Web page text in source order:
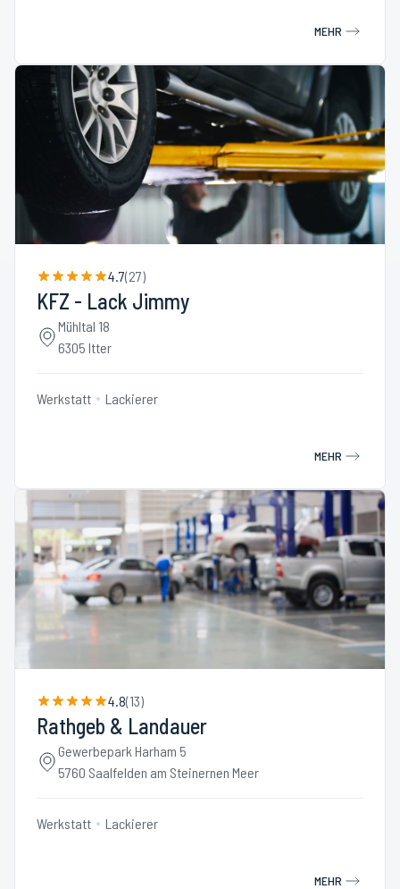
MEHR
4.7(27)
KFZ - Lack Jimmy
Mühltal 18
6305 Itter
Werkstatt Lackierer
MEHR
4.8(13)
Rathgeb & Landauer
Gewerbepark Harham 5
5760 Saalfelden am Steinernen Meer
Werkstatt Lackierer
MEHR